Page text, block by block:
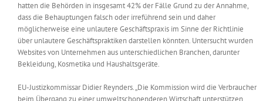
Suche
nach:
hatten die Behörden in insgesamt 42% der Fälle Grund zu der Annahme,
dass die Behauptungen falsch oder irreführend sein und daher
möglicherweise eine unlautere Geschäftspraxis im Sinne der Richtlinie
über unlautere Geschäftspraktiken darstellen könnten. Untersucht wurden
Websites von Unternehmen aus unterschiedlichen Branchen, darunter
Bekleidung, Kosmetika und Haushaltsgeräte.
EU-Justizkommissar Didier Reynders. „Die Kommission wird die Verbraucher